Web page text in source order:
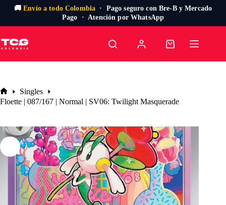
🚚Envío a todo Colombia · Pago seguro con Bre-B y Mercado
Pago · Atención por WhatsApp
al
contenido
Carro
Inicio
Singles
Floette | 087/167 | Normal | SV06: Twilight Masquerade